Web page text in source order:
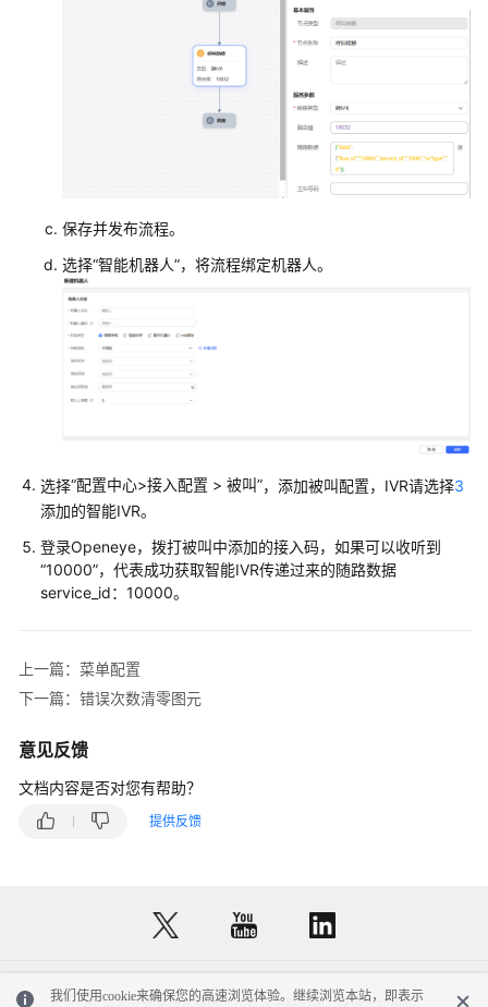
媒
运
营
配
置
绩
IPCC
数
据
迁
客
服
席
指
南
保存并发布流程。
选择“智能机器人”，将流程绑定机器人。
选择“配置中心>接入配置 > 被叫”，添加被叫配置，IVR请选择3
添加的智能IVR。
登录Openeye，拨打被叫中添加的接入码，如果可以收听到
“10000”，代表成功获取智能IVR传递过来的随路数据
service_id：10000。
上一篇：菜单配置
下一篇：错误次数清零图元
意见反馈
文档内容是否对您有帮助？
提供反馈
我们使用cookie来确保您的高速浏览体验。继续浏览本站，即表示